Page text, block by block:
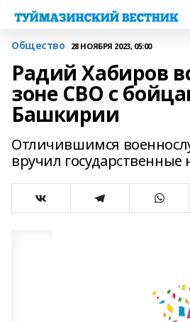
Общество 28 НОЯБРЯ 2023, 05:00
Радий Хабиров
зоне СВО с
Башкирии
Отличившимся
вручил государственные